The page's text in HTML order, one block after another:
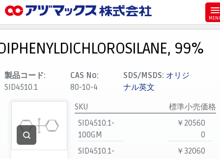
お気に入り
カート
マイアカウント
代理店一覧
支払い
99%
製品コード:
SID4510.1
CAS No:
80-10-4
SDS/MSDS: オリジ
ナル英文
SKU
標準小売価格
SID4510.1-
100GM
￥20560
0
SID4510.1-
￥32060